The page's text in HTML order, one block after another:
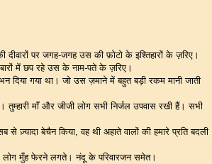
पर जगह-जगह उस की फ़ोटो के इश्तिहारों के ज़रिए।
में छप रहे उस के नाम-पते के ज़रिए।
गया था। जो उस ज़माने में बहुत बड़ी रकम मानी जाती
माँ और जीजी लोग सभी निर्जल उपवास रखी हैं। सभी
ज़्यादा बेचैन किया, वह थी अहाते वालों की हमारे प्रति बदली
लोग मुँह फेरने लगते। नंदू के परिवारजन समेत।